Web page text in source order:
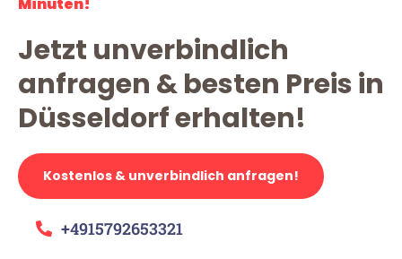
Jetzt unverbindlich
anfragen & besten Preis in
Düsseldorf erhalten!
Kostenlos & unverbindlich anfragen!
+4915792653321